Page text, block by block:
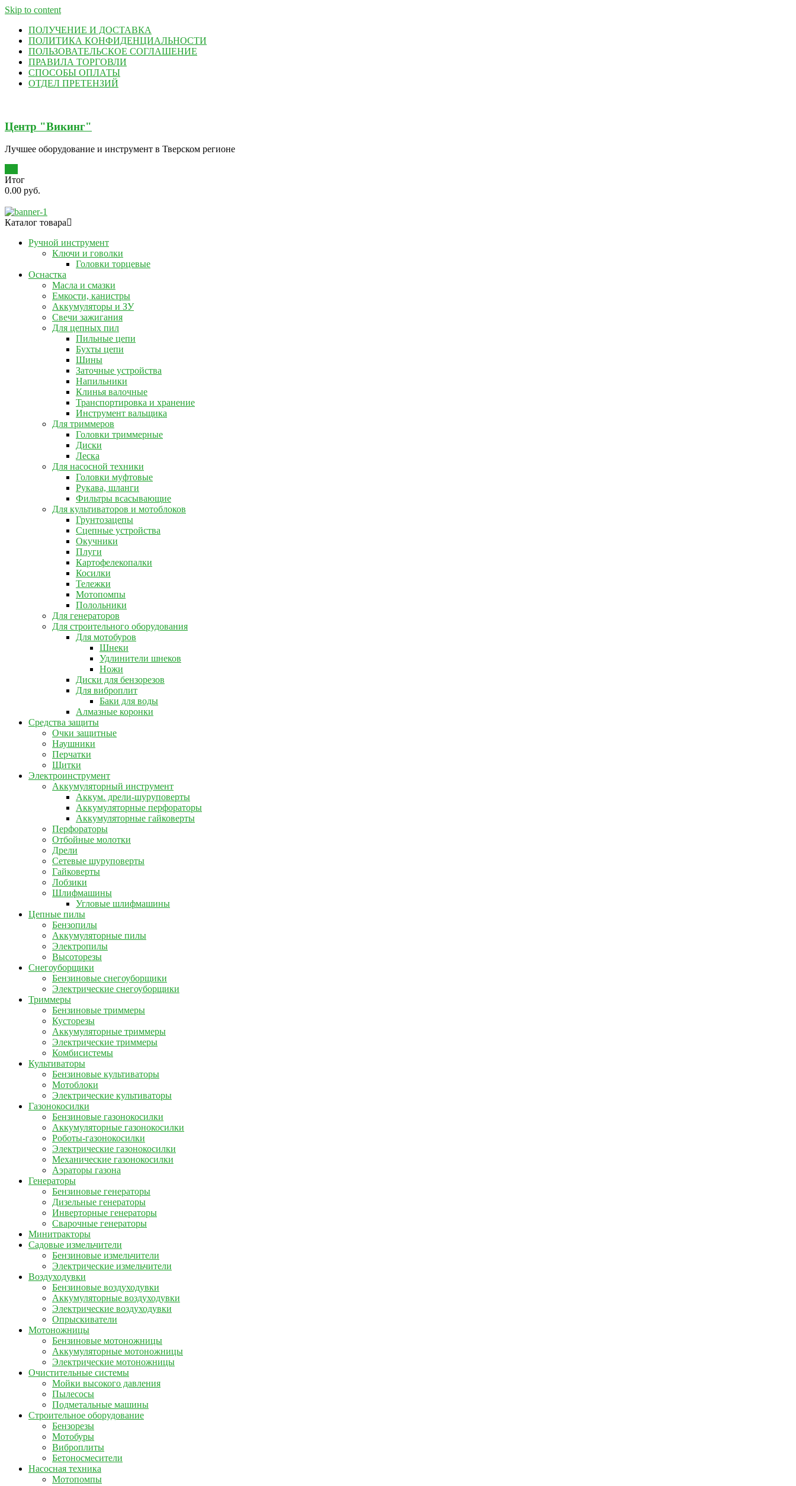
Skip to content
ПОЛУЧЕНИЕ И ДОСТАВКА
ПОЛИТИКА КОНФИДЕНЦИАЛЬНОСТИ
ПОЛЬЗОВАТЕЛЬСКОЕ СОГЛАШЕНИЕ
ПРАВИЛА ТОРГОВЛИ
СПОСОБЫ ОПЛАТЫ
ОТДЕЛ ПРЕТЕНЗИЙ
Центр "Викинг"
Лучшее оборудование и инструмент в Тверском регионе
Итог
0.00 руб.
Каталог товара
Ручной инструмент
Ключи и говолки
Головки торцевые
Оснастка
Масла и смазки
Емкости, канистры
Аккумуляторы и ЗУ
Свечи зажигания
Для цепных пил
Пильные цепи
Бухты цепи
Шины
Заточные устройства
Напильники
Клинья валочные
Транспортировка и хранение
Инструмент вальщика
Для триммеров
Головки триммерные
Диски
Леска
Для насосной техники
Головки муфтовые
Рукава, шланги
Фильтры всасывающие
Для культиваторов и мотоблоков
Грунтозацепы
Сцепные устройства
Окучники
Плуги
Картофелекопалки
Косилки
Тележки
Мотопомпы
Полольники
Для генераторов
Для строительного оборудования
Для мотобуров
Шнеки
Удлинители шнеков
Ножи
Диски для бензорезов
Для виброплит
Баки для воды
Алмазные коронки
Средства защиты
Очки защитные
Наушники
Перчатки
Щитки
Электроинструмент
Аккумуляторный инструмент
Аккум. дрели-шуруповерты
Аккумуляторные перфораторы
Аккумуляторные гайковерты
Перфораторы
Отбойные молотки
Дрели
Сетевые шуруповерты
Гайковерты
Лобзики
Шлифмашины
Угловые шлифмашины
Цепные пилы
Бензопилы
Аккумуляторные пилы
Электропилы
Высоторезы
Снегоуборщики
Бензиновые снегоуборщики
Электрические снегоуборщики
Триммеры
Бензиновые триммеры
Кусторезы
Аккумуляторные триммеры
Электрические триммеры
Комбисистемы
Культиваторы
Бензиновые культиваторы
Мотоблоки
Электрические культиваторы
Газонокосилки
Бензиновые газонокосилки
Аккумуляторные газонокосилки
Роботы-газонокосилки
Электрические газонокосилки
Механические газонокосилки
Аэраторы газона
Генераторы
Бензиновые генераторы
Дизельные генераторы
Инверторные генераторы
Сварочные генераторы
Минитракторы
Садовые измельчители
Бензиновые измельчители
Электрические измельчители
Воздуходувки
Бензиновые воздуходувки
Аккумуляторные воздуходувки
Электрические воздуходувки
Опрыскиватели
Мотоножницы
Бензиновые мотоножницы
Аккумуляторные мотоножницы
Электрические мотоножницы
Очистительные системы
Мойки высокого давления
Пылесосы
Подметальные машины
Строительное оборудование
Бензорезы
Мотобуры
Виброплиты
Бетоносмесители
Насосная техника
Мотопомпы